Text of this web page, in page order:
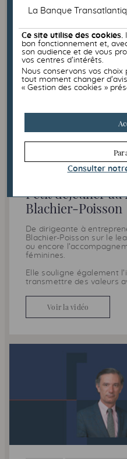
Petit déjeuner au
Blachier-Poisson
De dirigeante à
Blachier-Poisson sur le
ou encore
féminines.
Elle souligne également
transmettre des valeurs
Voir la vidéo
La Banque
Ce site utilise des cookies.
bon fonctionnement et,
son audience et de vous
vos centres d’intérêts.
Nous conservons vos
tout moment changer
« Gestion des cookies »
Consulter